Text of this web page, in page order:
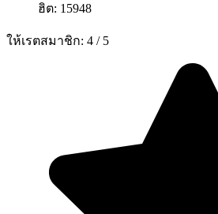
ฮิต: 15948
ให้เรตสมาชิก: 4 / 5